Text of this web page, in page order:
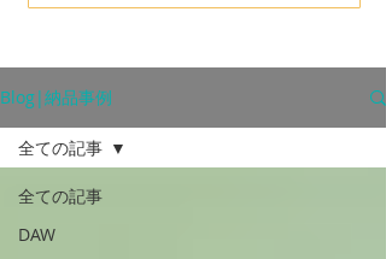
Blog|納品事例
全ての記事
DAW
全ての記事